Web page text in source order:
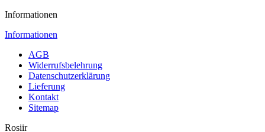
Informationen
Informationen
AGB
Widerrufsbelehrung
Datenschutzerklärung
Lieferung
Kontakt
Sitemap
Rosiir